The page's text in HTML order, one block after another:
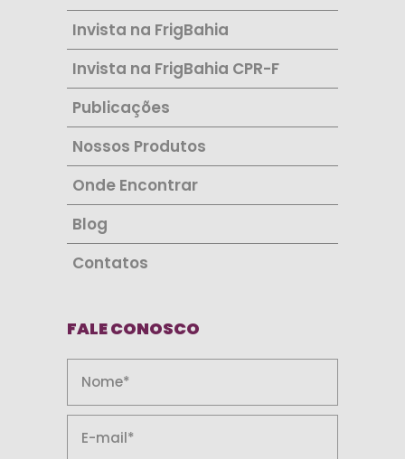
Invista na FrigBahia
Invista na FrigBahia CPR-F
Publicações
Nossos Produtos
Onde Encontrar
Blog
Contatos
FALE CONOSCO